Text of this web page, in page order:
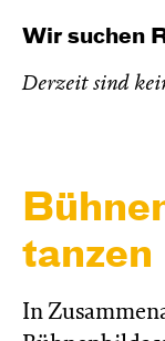
Wir suchen
Derzeit sind
tanzen
In